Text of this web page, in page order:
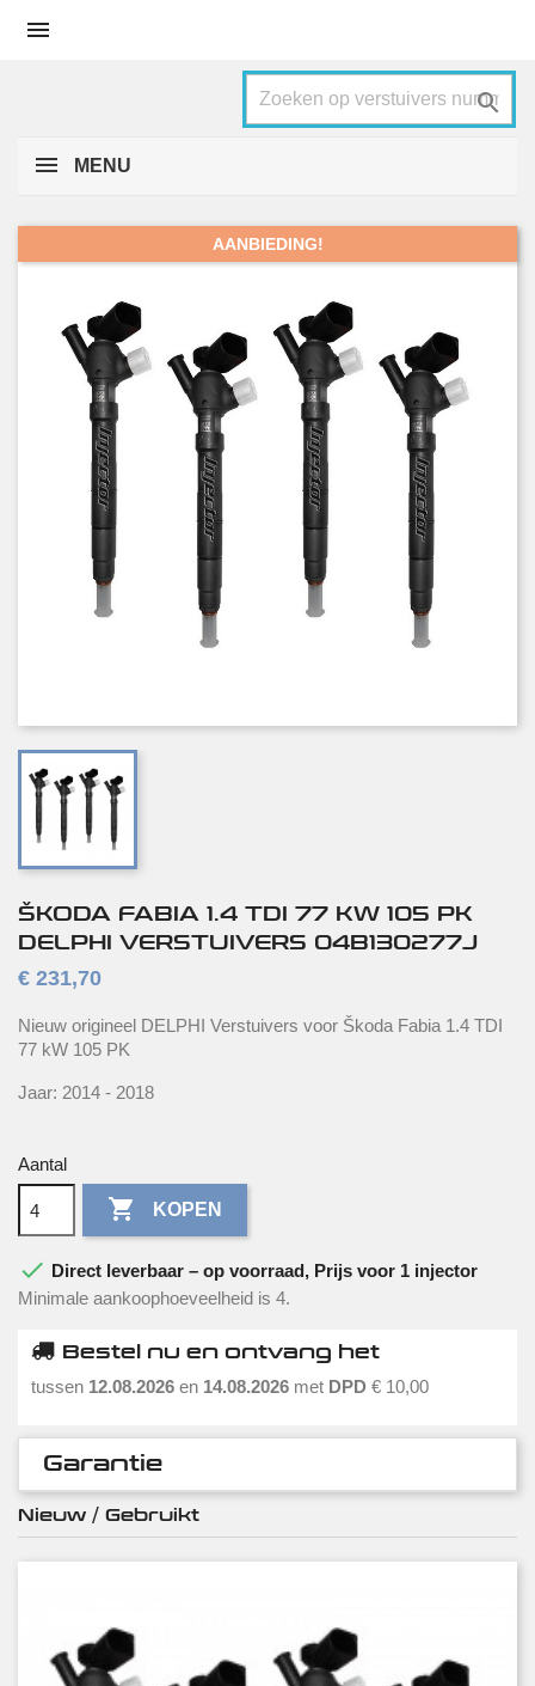


MENU
AANBIEDING!
ŠKODA FABIA 1.4 TDI 77 KW 105 PK
DELPHI VERSTUIVERS 04B130277J
€ 231,70
Nieuw origineel DELPHI Verstuivers voor Škoda Fabia 1.4 TDI
77 kW 105 PK
Jaar: 2014 - 2018
Aantal
 KOPEN
 Direct leverbaar – op voorraad, Prijs voor 1 injector
Minimale aankoophoeveelheid is 4.
Bestel nu en ontvang het
tussen 12.08.2026 en 14.08.2026 met DPD € 10,00
Garantie
Nieuw / Gebruikt